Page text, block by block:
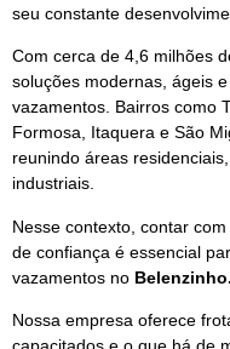
seu constante
Com cerca de 4,6 milhões
soluções modernas, ágeis
vazamentos. Bairros como
Formosa, Itaquera e São
reunindo áreas
industriais.
Nesse contexto, contar
de confiança é essencial
vazamentos no Belenzinho.
Nossa empresa oferece